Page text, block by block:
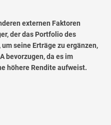
externen Faktoren
der das Portfolio des
seine Erträge zu ergänzen,
bevorzugen, da es im
höhere Rendite aufweist.